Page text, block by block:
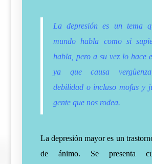
La depresión es un tema
mundo habla como si
habla, pero a su vez lo hace
ya que causa
debilidad o incluso mofas y
gente que nos rodea.
La depresión mayor es un
de ánimo. Se presenta